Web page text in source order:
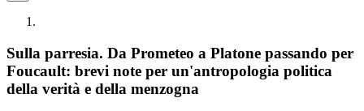
Sulla parresia. Da Prometeo a Platone passando per
Foucault: brevi note per un'antropologia politica
della verità e della menzogna